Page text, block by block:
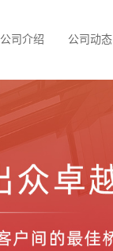
公司介绍 公司动态